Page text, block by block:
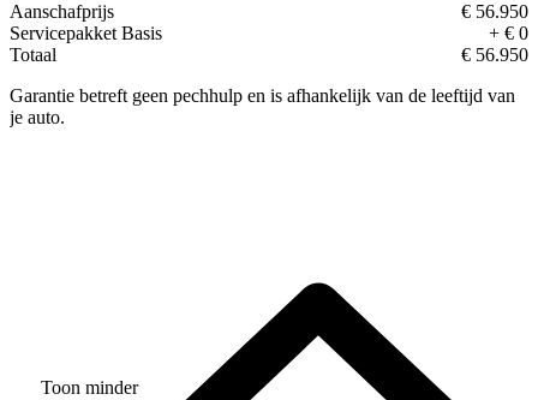
Aanschafprijs
€ 56.950
Servicepakket Basis
+ € 0
Totaal
€ 56.950
Garantie betreft geen pechhulp en is afhankelijk van de leeftijd van
je auto.
Toon minder